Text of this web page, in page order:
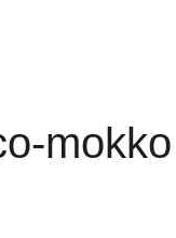
mokko